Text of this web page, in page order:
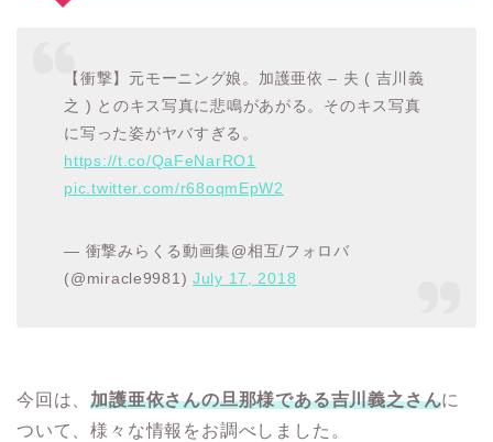
【衝撃】元モーニング娘。加護亜依 – 夫 ( 吉川義
之 ) とのキス写真に悲鳴があがる。そのキス写真
に写った姿がヤバすぎる。
https://t.co/QaFeNarRO1
pic.twitter.com/r68oqmEpW2
— 衝撃みらくる動画集@相互/フォロバ
(@miracle9981) July 17, 2018
今回は、加護亜依さんの旦那様である吉川義之さんに
ついて、様々な情報をお調べしました。